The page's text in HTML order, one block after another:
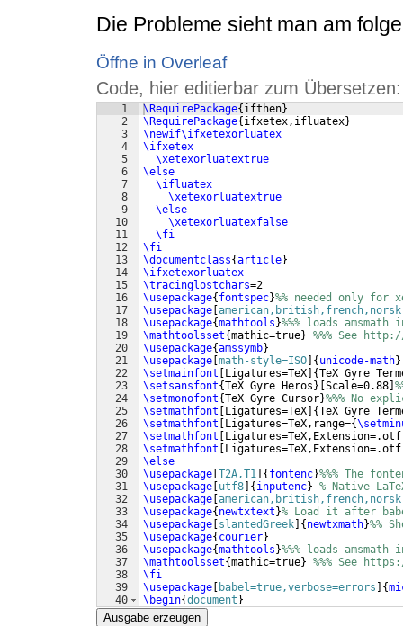
Die Probleme sieht man am
Öffne in Overleaf
Code, hier editierbar zum Übersetzen:
1
2
3
4
5
6
7
8
9
10
11
12
13
14
15
16
17
18
19
20
21
22
23
24
25
26
27
28
29
30
31
32
33
34
35
36
37
38
39
40
41
\RequirePackage{ ifthen}
\RequirePackage{ ifxetex,ifluatex}
\newif\ifxetexorluatex
\ifxetex
\xetexorluatextrue
\else
\ifluatex
\xetexorluatextrue
\else
\xetexorluatexfalse
\fi
\fi
\documentclass{article}
\ifxetexorluatex
\tracinglostchars=2
\usepackage{ fontspec}%% needed only for
\usepackage
\usepackage{mathtools }%%% loads
\mathtoolsset{mathic=true} %%% See
\usepackage{amssymb}
\usepackage math-style=ISO { unicode-math}
\setmainfont
Ligatures=TeX {TeX Gyre
\setsansfont{TeX Gyre Heros } Scale=0.88
\setmonofont{TeX Gyre Cursor}%%% No
\setmathfont
Ligatures=TeX {TeX Gyre
\setmathfont
Ligatures=TeX,range={
\setmathfont
\setmathfont
\else
\usepackage T2A,T1 { fontenc}%%% The
\usepackage utf8 { inputenc} % Native
\usepackage
\usepackage{ newtxtext }% Load it after
\usepackage slantedGreek { newtxmath}%%
\usepackage{ courier}
\usepackage{mathtools }%%% loads
\mathtoolsset{mathic=true} %%% See
\fi
\usepackage
babel=true,verbose=errors {
\begin{document }
\(\Delta(\sigma
Ausgabe erzeugen